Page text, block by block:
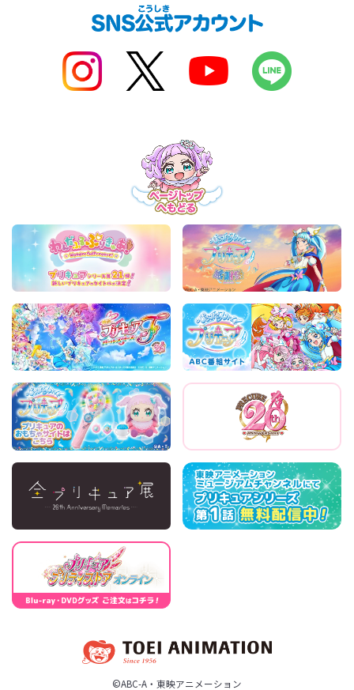
©ABC-A・東映アニメーション